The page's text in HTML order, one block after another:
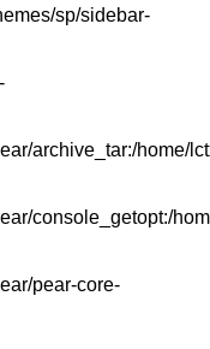
sp/sidebar-
archive_tar:/home/
console_getopt:/
pear-core-